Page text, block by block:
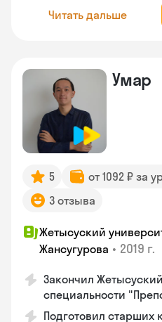
Читать дальше
Умар
5 от 1092 ₽ за
3 отзыва
Жетысуский
Жансугурова • 2019 г.
Закончил
специальности
Подготовил старших